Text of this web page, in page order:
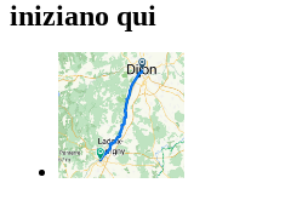
iniziano qui